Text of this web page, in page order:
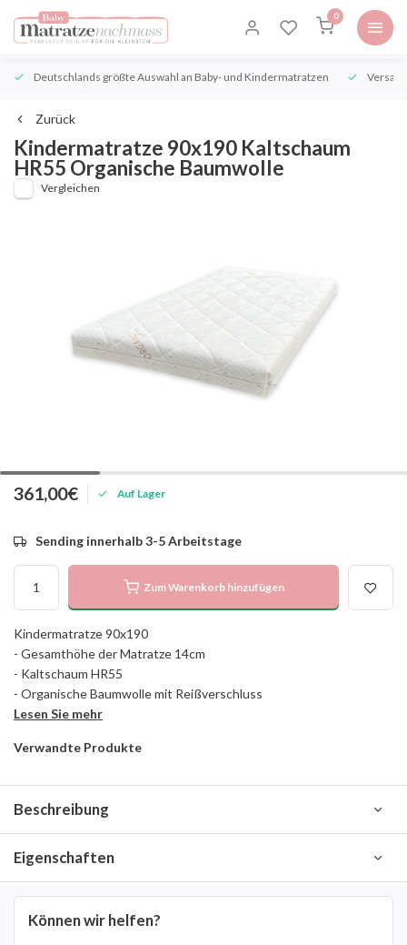
0
Deutschlands größte Auswahl an Baby- und Kindermatratzen
Zurück
Kindermatratze 90x190 Kaltschaum
HR55 Organische Baumwolle
Vergleichen
361,00€ Auf Lager
Sending innerhalb 3-5 Arbeitstage
Zum Warenkorb hinzufügen
Kindermatratze 90x190
- Gesamthöhe der Matratze 14cm
- Kaltschaum HR55
- Organische Baumwolle mit Reißverschluss
Lesen Sie mehr
Verwandte Produkte
Beschreibung
Eigenschaften
Können wir helfen?